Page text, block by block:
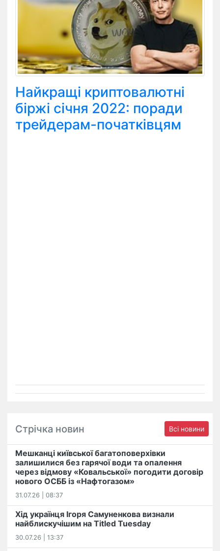
Найкращі криптовалютні
біржі січня 2022: поради
трейдерам-початківцям
Стрічка новин Всі новини
Мешканці київської багатоповерхівки
залишилися без гарячої води та опалення
через відмову «Ковальської» погодити договір
нового ОСББ із «Нафтогазом»
31.07.26 | 08:37
Хід українця Ігоря Самуненкова визнали
найблискучішим на Titled Tuesday
30.07.26 | 13:37